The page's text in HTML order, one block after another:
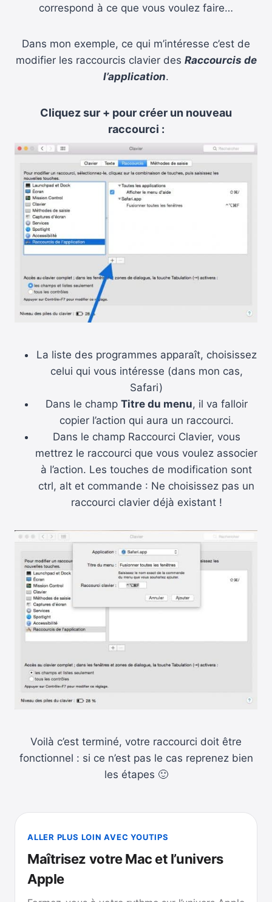
correspond à ce que vous voulez faire…
Dans mon exemple, ce qui m’intéresse c’est de
modifier les raccourcis clavier des Raccourcis de
l’application.
Cliquez sur + pour créer un nouveau
raccourci :
La liste des programmes apparaît, choisissez
celui qui vous intéresse (dans mon cas,
Safari)
Dans le champ Titre du menu, il va falloir
copier l’action qui aura un raccourci.
Dans le champ Raccourci Clavier, vous
mettrez le raccourci que vous voulez associer
à l’action. Les touches de modification sont
ctrl, alt et commande : Ne choisissez pas un
raccourci clavier déjà existant !
Voilà c’est terminé, votre raccourci doit être
fonctionnel : si ce n’est pas le cas reprenez bien
les étapes 🙂
ALLER PLUS LOIN AVEC YOUTIPS
Maîtrisez votre Mac et l’univers
Apple